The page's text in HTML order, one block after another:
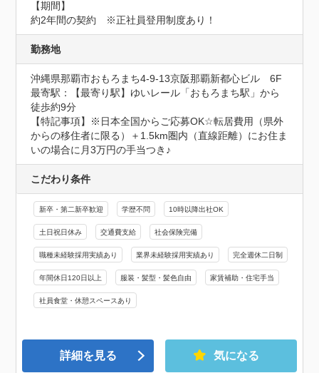
【期間】
約2年間の契約　※正社員登用制度あり！
勤務地
沖縄県那覇市おもろまち4-9-13京阪那覇新都⼼ビル　6F
最寄駅：【最寄り駅】ゆいレール「おもろまち駅」から
徒歩約9分
【特記事項】※日本全国からご応募OK☆転居費用（県外
からの移住者に限る）＋1.5km圏内（直線距離）にお住ま
いの場合に月3万円の手当つき♪
こだわり条件
新卒・第二新卒歓迎 学歴不問 10時以降出社OK
土日祝日休み 交通費支給 社会保険完備
職種未経験採用実績あり 業界未経験採用実績あり 完全週休二日制
年間休日120日以上 服装・髪型・髪色自由 家賃補助・住宅手当
社員食堂・休憩スペースあり
詳細を見る 気になる